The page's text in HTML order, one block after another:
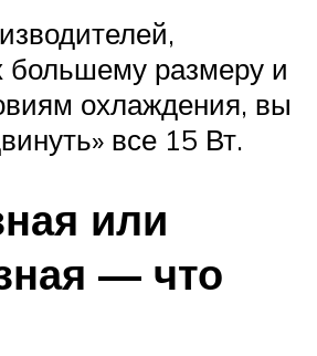
большему размеру и
охлаждения, вы
все 15 Вт.
или
— что